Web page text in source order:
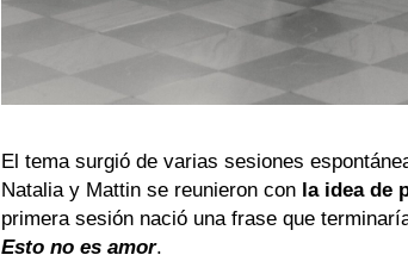
El tema surgió de varias sesiones
Natalia y Mattin se reunieron con la idea de
primera sesión nació una frase que
Esto no es amor.